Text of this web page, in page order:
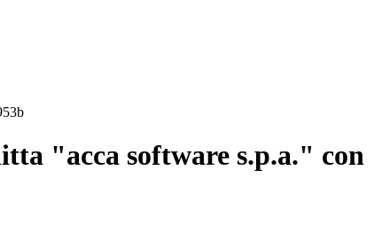
"acca software s.p.a." con